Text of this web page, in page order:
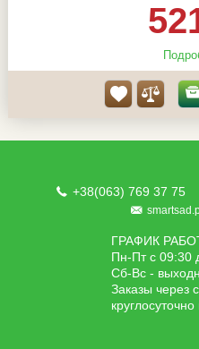
+38(063) 769 37 75
ГРАФИК
Пн-Пт с 09:30
Сб-Вс -
Заказы через